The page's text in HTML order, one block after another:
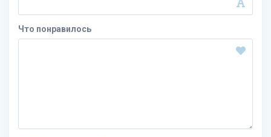
Что понравилось